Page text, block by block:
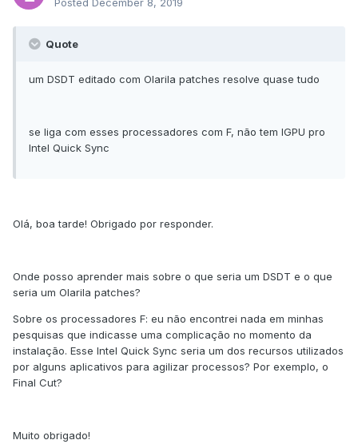
Posted December 8, 2019
Quote
um DSDT editado com Olarila patches resolve quase tudo
se liga com esses processadores com F, não tem IGPU pro
Intel Quick Sync
Olá, boa tarde! Obrigado por responder.
Onde posso aprender mais sobre o que seria um DSDT e o que
seria um Olarila patches?
Sobre os processadores F: eu não encontrei nada em minhas
pesquisas que indicasse uma complicação no momento da
instalação. Esse Intel Quick Sync seria um dos recursos utilizados
por alguns aplicativos para agilizar processos? Por exemplo, o
Final Cut?
Muito obrigado!